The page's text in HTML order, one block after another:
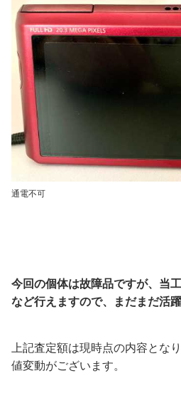
通電不可
今回の個体は故障品ですが、当
など行えますので、まだまだ活躍
上記査定額は現時点の内容とな
値変動がございます。